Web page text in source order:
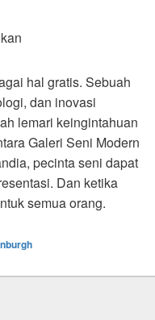
hal gratis. Sebuah
dan inovasi
lemari keingintahuan
Galeri Seni Modern
pecinta seni dapat
Dan ketika
semua orang.